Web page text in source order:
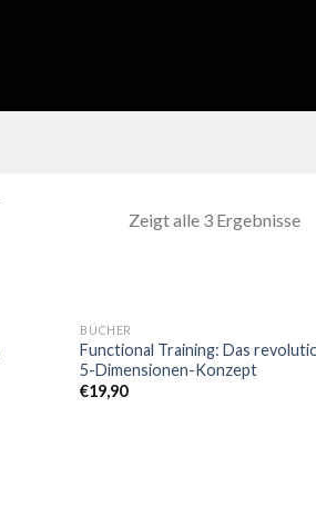
Zeigt alle 3 Ergebnisse
BÜCHER
Functional Training: Das
5-Dimensionen-Konzept
€19,90